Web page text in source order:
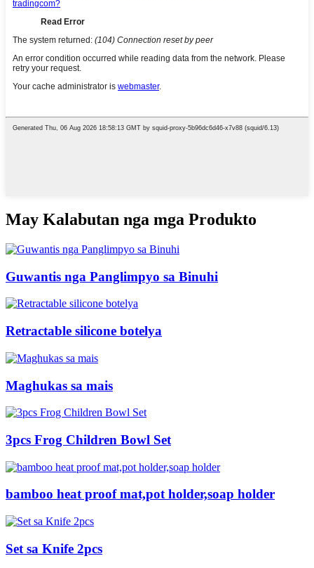
May Kalabutan nga mga Produkto
Guwantis nga Panglimpyo sa Binuhi
Retractable silicone botelya
Maghukas sa mais
3pcs Frog Children Bowl Set
bamboo heat proof mat,pot holder,soap holder
Set sa Knife 2pcs